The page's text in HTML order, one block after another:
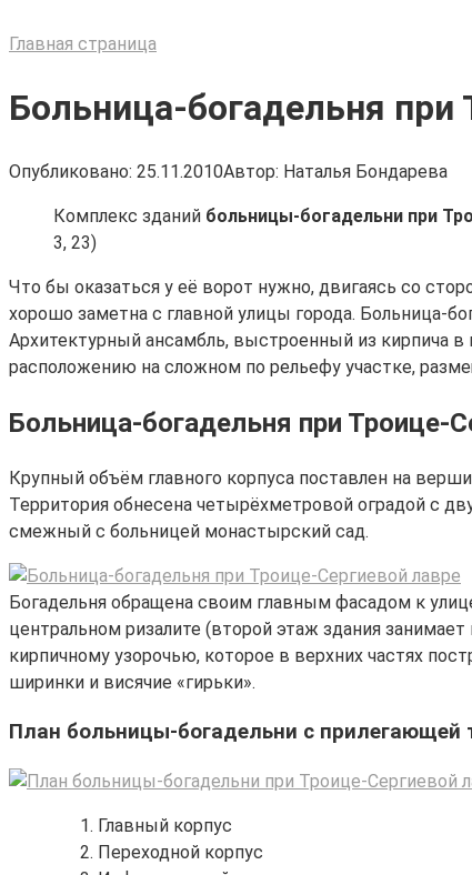
Главная страница
Больница-богадельня при
Опубликовано: 25.11.2010Автор: Наталья Бондарева
Комплекс зданий больницы-богадельни при
3, 23)
Что бы оказаться у её ворот нужно, двигаясь со
хорошо заметна с главной улицы города. Больница-
Архитектурный ансамбль, выстроенный из кирпича
расположению на сложном по рельефу участке,
Больница-богадельня при Троице-
Крупный объём главного корпуса поставлен на
Территория обнесена четырёхметровой оградой с
смежный с больницей монастырский сад.
Богадельня обращена своим главным фасадом к
центральном ризалите (второй этаж здания
кирпичному узорочью, которое в верхних частях
ширинки и висячие «гирьки».
План больницы-богадельни с прилегающей
Главный корпус
Переходной корпус